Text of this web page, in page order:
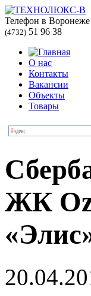
Телефон в
(4732) 51 96 38
О нас
Контакты
Вакансии
Объекты
Товары
ЖК